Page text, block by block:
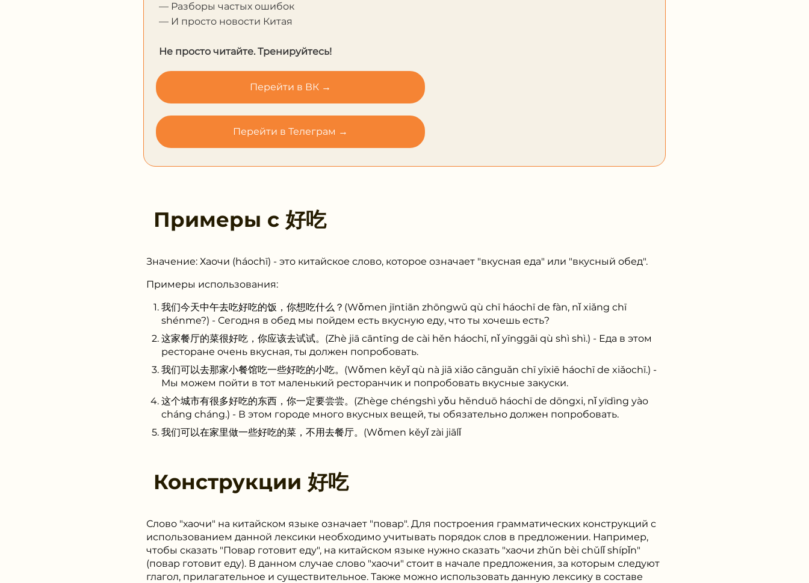
— Разборы частых ошибок
— И просто новости Китая
Не просто читайте. Тренируйтесь!
Перейти в ВК →
Перейти в Телеграм →
Примеры с 好吃
Значение: Хаочи (háochī) - это китайское слово, которое означает "вкусная еда" или "вкусный обед".
Примеры использования:
我们今天中午去吃好吃的饭，你想吃什么？(Wǒmen jīntiān zhōngwǔ qù chī háochī de fàn, nǐ xiǎng chī
shénme?) - Сегодня в обед мы пойдем есть вкусную еду, что ты хочешь есть?
这家餐厅的菜很好吃，你应该去试试。(Zhè jiā cāntīng de cài hěn háochī, nǐ yīnggāi qù shì shì.) - Еда в этом
ресторане очень вкусная, ты должен попробовать.
我们可以去那家小餐馆吃一些好吃的小吃。(Wǒmen kěyǐ qù nà jiā xiǎo cānguǎn chī yīxiē háochī de xiǎochī.) -
Мы можем пойти в тот маленький ресторанчик и попробовать вкусные закуски.
这个城市有很多好吃的东西，你一定要尝尝。(Zhège chéngshì yǒu hěnduō háochī de dōngxi, nǐ yīdìng yào
cháng cháng.) - В этом городе много вкусных вещей, ты обязательно должен попробовать.
我们可以在家里做一些好吃的菜，不用去餐厅。(Wǒmen kěyǐ zài jiālǐ
Конструкции 好吃
Слово "хаочи" на китайском языке означает "повар". Для построения грамматических конструкций с
использованием данной лексики необходимо учитывать порядок слов в предложении. Например,
чтобы сказать "Повар готовит еду", на китайском языке нужно сказать "хаочи zhǔn bèi chǔlǐ shípǐn"
(повар готовит еду). В данном случае слово "хаочи" стоит в начале предложения, за которым следуют
глагол, прилагательное и существительное. Также можно использовать данную лексику в составе